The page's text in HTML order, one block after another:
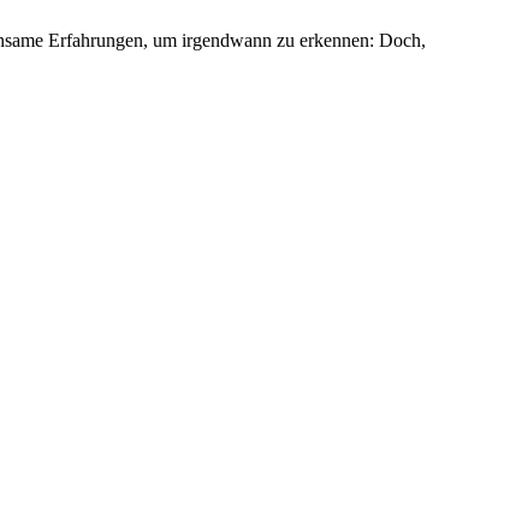
Erfahrungen, um irgendwann zu erkennen: Doch,